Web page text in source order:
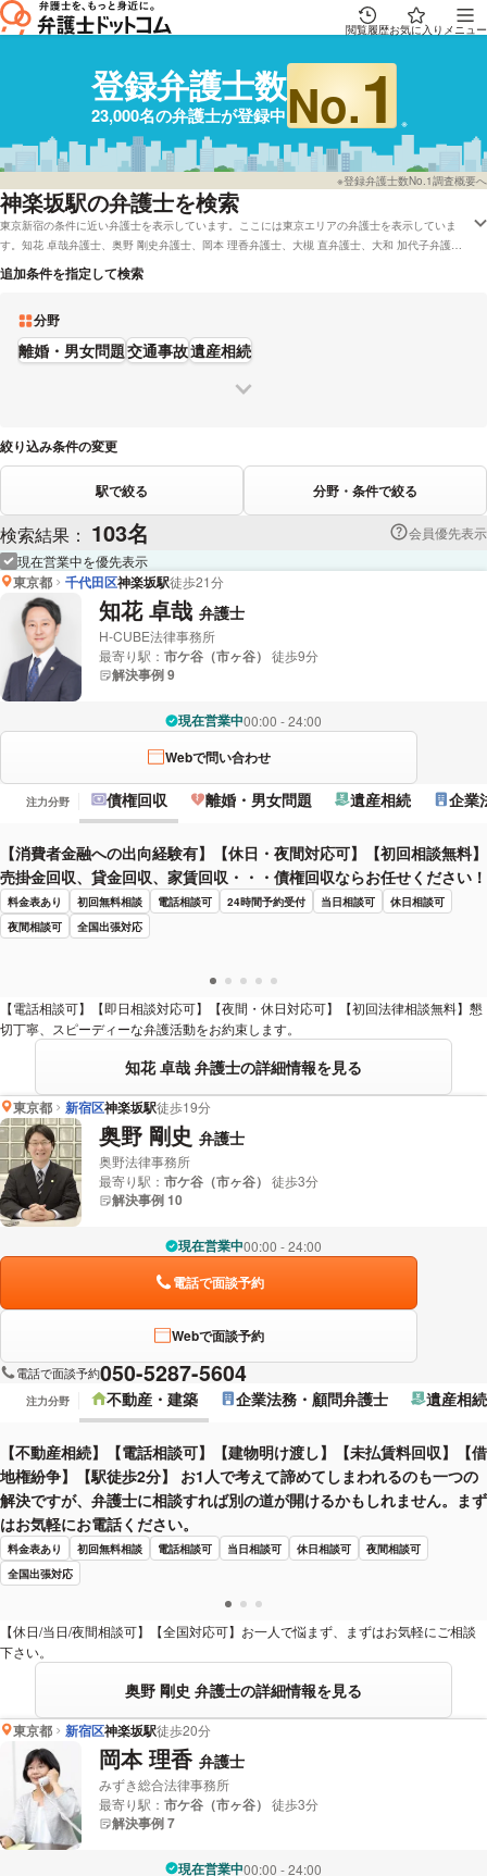
閲覧履歴お気に入り メニュー
登録弁護士数
23,000名の弁護士が登録中No.1
※登録弁護士数No.1調査概要へ
神楽坂駅の弁護士を検索
東京新宿の条件に近い弁護士を表示しています。ここには東京エリアの弁護士を表示していま
す。知花 卓哉弁護士、奥野 剛史弁護士、岡本 理香弁護士、大槻 直弁護士、大和 加代子弁護士
などの電話・メールの問合せ情報から、口コミや評判・土日祝日の休日法律相談や無料相談の可
否など、充実した専門情報で心強い弁護士をお探しください。
追加条件を指定して検索
分野
離婚・男女問題交通事故遺産相続
絞り込み条件の変更
駅で絞る 分野・条件で絞る
検索結果： 103名
会員優先表示
現在営業中を優先表示
東京都 千代田区神楽坂駅徒歩21分
知花 卓哉 弁護士
H-CUBE法律事務所
最寄り駅： 市ケ谷（市ヶ谷） 徒歩9分
解決事例 9
現在営業中00:00 - 24:00
Webで問い合わせ
注力分野 債権回収 離婚・男女問題 遺産相続 企業
【消費者金融への出向経験有】【休日・夜間対応可】【初回相談無料】
売掛金回収、貸金回収、家賃回収・・・債権回収ならお任せください！
料金表あり 初回無料相談 電話相談可 24時間予約受付 当日相談可
休日相談可
夜間相談可
全国出張対応
【電話相談可】【即日相談対応可】【夜間・休日対応可】【初回法律相談無料】懇
切丁寧、スピーディーな弁護活動をお約束します。
知花 卓哉 弁護士の詳細情報を見る
東京都 新宿区神楽坂駅徒歩19分
奥野 剛史 弁護士
奥野法律事務所
最寄り駅： 市ケ谷（市ヶ谷） 徒歩3分
解決事例 10
現在営業中00:00 - 24:00
電話で面談予約
Webで面談予約
電話で面談予約050-5287-5604
注力分野 不動産・建築 企業法務・顧問弁護士 遺産相続
【不動産相続】【電話相談可】【建物明け渡し】【未払賃料回収】【借
地権紛争】【駅徒歩2分】 お1人で考えて諦めてしまわれるのも一つの
解決ですが、弁護士に相談すれば別の道が開けるかもしれません。まず
はお気軽にお電話ください。
料金表あり 初回無料相談 電話相談可 当日相談可 休日相談可
夜間相談可
全国出張対応
【休日/当日/夜間相談可】【全国対応可】お一人で悩まず、まずはお気軽にご相談
下さい。
奥野 剛史 弁護士の詳細情報を見る
東京都 新宿区神楽坂駅徒歩20分
岡本 理香 弁護士
みずき総合法律事務所
最寄り駅： 市ケ谷（市ヶ谷） 徒歩3分
解決事例 7
現在営業中00:00 - 24:00